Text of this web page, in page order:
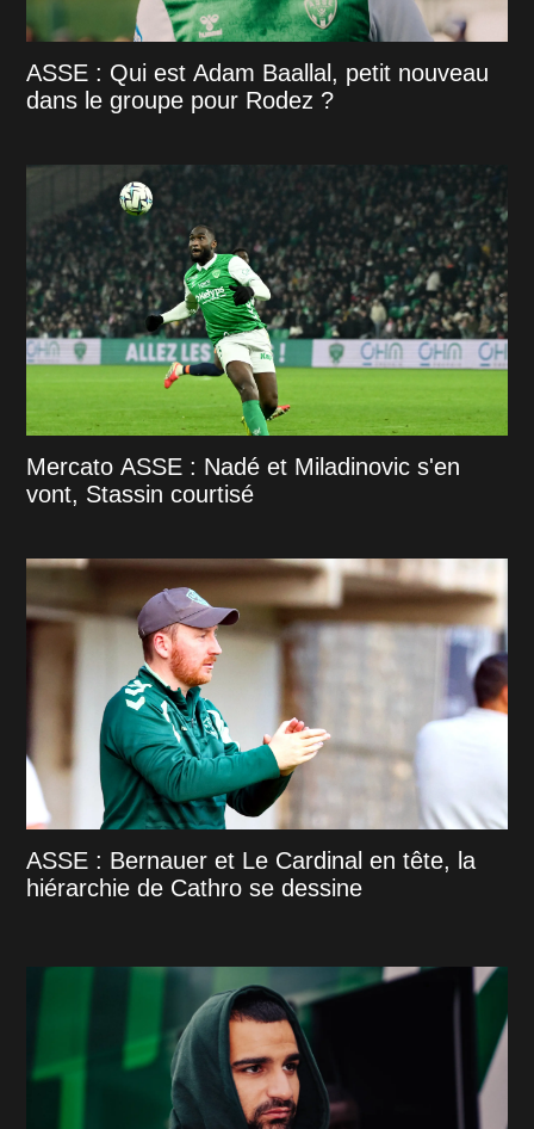
ASSE : Qui est Adam Baallal, petit nouveau
dans le groupe pour Rodez ?
Mercato ASSE : Nadé et Miladinovic s'en
vont, Stassin courtisé
ASSE : Bernauer et Le Cardinal en tête, la
hiérarchie de Cathro se dessine